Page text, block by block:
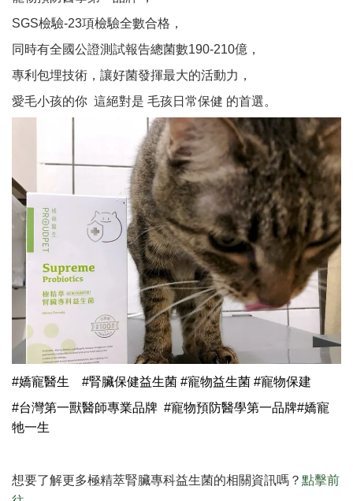
SGS檢驗-23項檢驗全數合格，
同時有全國公證測試報告總菌數190-210億，
專利包埋技術，讓好菌發揮最大的活動力，
愛毛小孩的你 這絕對是 毛孩日常保健 的首選。
#嬌寵醫生
#腎臟保健益生菌 #寵物益生菌 #寵物保建
#台灣第一獸醫師專業品牌 #寵物預防醫學第一品牌#嬌寵
牠一生
想要了解更多極精萃腎臟專科益生菌的相關資訊嗎？ 點擊前